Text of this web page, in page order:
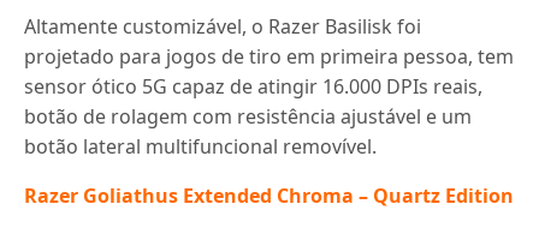
Altamente customizável, o Razer Basilisk foi
projetado para jogos de tiro em primeira pessoa, tem
sensor ótico 5G capaz de atingir 16.000 DPIs reais,
botão de rolagem com resistência ajustável e um
botão lateral multifuncional removível.
Razer Goliathus Extended Chroma – Quartz Edition